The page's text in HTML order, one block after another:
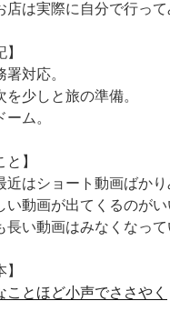
店は実際に自分で行っ
対応。
を少しと旅の準備。
ム。
と】
近はショート動画ばかり
い動画が出てくるのがい
長い動画はみなくなって
ことほど小声でささやく